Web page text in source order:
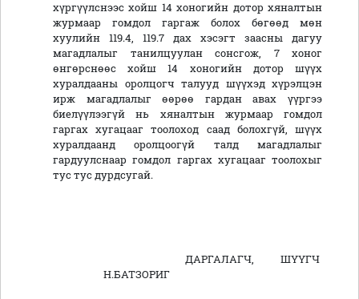
хүргүүлснээс хойш 14 хоногийн дотор хяналтын
журмаар гомдол гаргаж болох бөгөөд мөн
хуулийн 119.4, 119.7 дах хэсэгт заасны дагуу
магадлалыг танилцуулан сонсгож, 7 хоног
өнгөрснөөс хойш 14 хоногийн дотор шүүх
хуралдааны оролцогч талууд шүүхэд хүрэлцэн
ирж магадлалыг өөрөө гардан авах үүргээ
биелүүлээгүй нь хяналтын журмаар гомдол
гаргах хугацааг тоолоход саад болохгүй, шүүх
хуралдаанд оролцоогүй талд магадлалыг
гардуулснаар гомдол гаргах хугацааг тоолохыг
тус тус дурдсугай.
ДАРГАЛАГЧ, ШҮҮГЧ
Н.БАТЗОРИГ